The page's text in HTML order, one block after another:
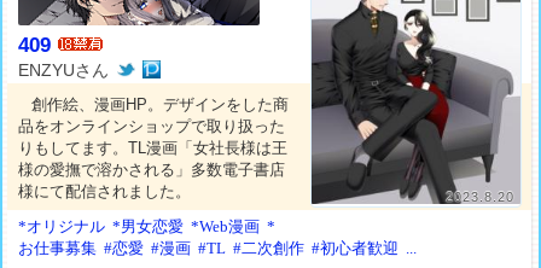
2023.8.20
409
ENZYUさん
創作絵、漫画HP。デザインをした商
品をオンラインショップで取り扱った
りもしてます。TL漫画「女社長様は王
様の愛撫で溶かされる」多数電子書店
様にて配信されました。
*オリジナル *男女恋愛 *Web漫画 *
お仕事募集 #恋愛 #漫画 #TL #二次創作 #初心者歓迎 ...